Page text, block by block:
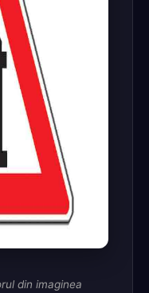
din imaginea